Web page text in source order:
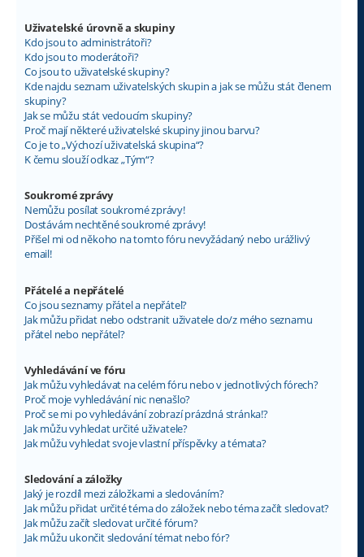
Uživatelské úrovně a skupiny
Kdo jsou to administrátoři?
Kdo jsou to moderátoři?
Co jsou to uživatelské skupiny?
Kde najdu seznam uživatelských skupin a jak se můžu stát členem
skupiny?
Jak se můžu stát vedoucím skupiny?
Proč mají některé uživatelské skupiny jinou barvu?
Co je to „Výchozí uživatelská skupina“?
K čemu slouží odkaz „Tým“?
Soukromé zprávy
Nemůžu posílat soukromé zprávy!
Dostávám nechtěné soukromé zprávy!
Přišel mi od někoho na tomto fóru nevyžádaný nebo urážlivý
email!
Přátelé a nepřátelé
Co jsou seznamy přátel a nepřátel?
Jak můžu přidat nebo odstranit uživatele do/z mého seznamu
přátel nebo nepřátel?
Vyhledávání ve fóru
Jak můžu vyhledávat na celém fóru nebo v jednotlivých fórech?
Proč moje vyhledávání nic nenašlo?
Proč se mi po vyhledávání zobrazí prázdná stránka!?
Jak můžu vyhledat určité uživatele?
Jak můžu vyhledat svoje vlastní příspěvky a témata?
Sledování a záložky
Jaký je rozdíl mezi záložkami a sledováním?
Jak můžu přidat určité téma do záložek nebo téma začít sledovat?
Jak můžu začít sledovat určité fórum?
Jak můžu ukončit sledování témat nebo fór?